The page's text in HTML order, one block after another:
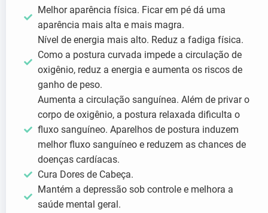
Melhor aparência física. Ficar em pé dá uma
aparência mais alta e mais magra.
Nível de energia mais alto. Reduz a fadiga física.
Como a postura curvada impede a circulação de
oxigênio, reduz a energia e aumenta os riscos de
ganho de peso.
Aumenta a circulação sanguínea. Além de privar o
corpo de oxigênio, a postura relaxada dificulta o
fluxo sanguíneo. Aparelhos de postura induzem
melhor fluxo sanguíneo e reduzem as chances de
doenças cardíacas.
Cura Dores de Cabeça.
Mantém a depressão sob controle e melhora a
saúde mental geral.